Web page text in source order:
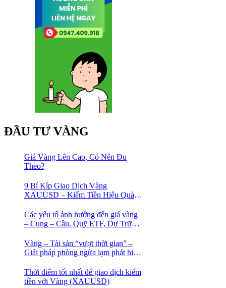
ĐẦU TƯ VÀNG
Giá Vàng Lên Cao, Có Nên Đu
Theo?
9 Bí Kíp Giao Dịch Vàng
XAUUSD – Kiếm Tiền Hiệu Quả
Các yếu tố ảnh hưởng đến giá vàng
– Cung – Cầu, Quỹ ETF, Dự Trữ
Vàng – Tài sản “vượt thời gian” –
Giải pháp phòng ngừa lạm phát hiệu
Thời điểm tốt nhất để giao dịch kiếm
tiền với Vàng (XAUUSD)